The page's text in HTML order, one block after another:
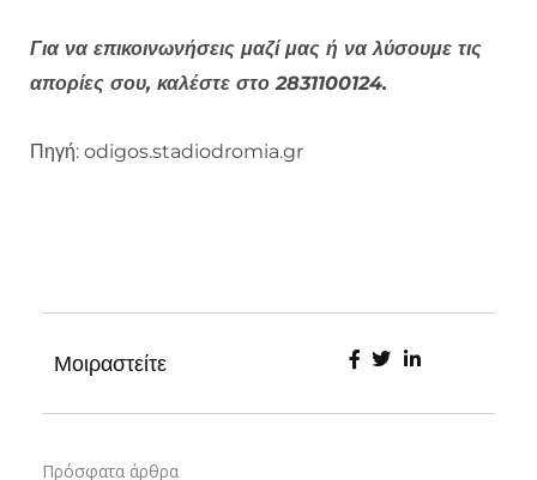
Για να επικοινωνήσεις μαζί μας ή να λύσουμε τις
απορίες σου, καλέστε στο 2831100124.
Πηγή: odigos.stadiodromia.gr
Μοιραστείτε
Πρόσφατα άρθρα